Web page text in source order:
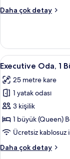
için
görün
Daha çok detay
Junior
Kişilik
Yatak
ve
hakkında
daha
detay
Executive
Oda,
1
Büyük
(Queen)
Boy
Yatak
Çekyat
6
Executive Oda, 1
25 metre kare
1 yatak odası
3 kişilik
1 büyük (Queen)
Ücretsiz kablosuz
Daha çok detay
Executive